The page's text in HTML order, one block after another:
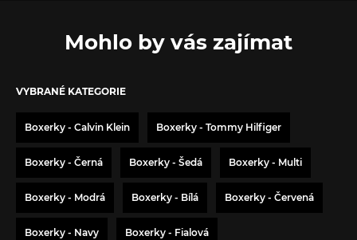
Mohlo by vás zajímat
VYBRANÉ KATEGORIE
Boxerky - Calvin Klein Boxerky - Tommy Hilfiger
Boxerky - Černá Boxerky - Šedá Boxerky - Multi
Boxerky - Modrá Boxerky - Bílá Boxerky - Červená
Boxerky - Navy Boxerky - Fialová